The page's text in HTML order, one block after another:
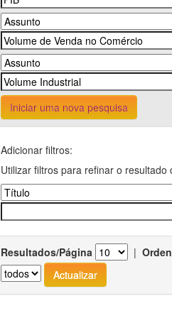
Iniciar uma nova pesquisa
Adicionar filtros:
Utilizar filtros para refinar o resultado
Resultados/Página |